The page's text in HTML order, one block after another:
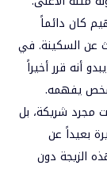
كان دائماً
عن السكينة. في
أنه قرر أخيراً
شخص يفهمه.
مجرد شريكة، بل
بعيداً عن
الزيجة دون